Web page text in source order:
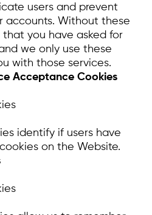
users and prevent
accounts. Without these
that you have asked for
we only use these
with those services.
Acceptance Cookies
identify if users have
on the Website.